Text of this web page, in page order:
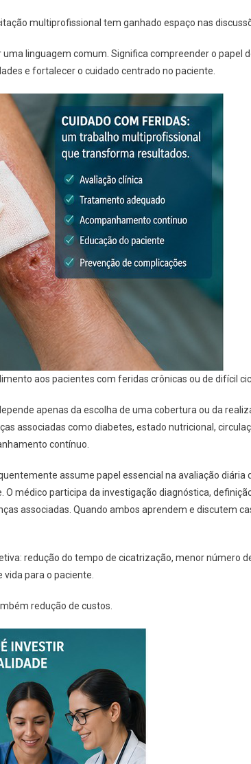
multiprofissional tem ganhado espaço nas
linguagem comum. Significa compreender o papel
e fortalecer o cuidado centrado no paciente.
aos pacientes com feridas crônicas ou de difícil
apenas da escolha de uma cobertura ou da
associadas como diabetes, estado nutricional,
contínuo.
assume papel essencial na avaliação diária
O médico participa da investigação diagnóstica,
associadas. Quando ambos aprendem e discutem
redução do tempo de cicatrização, menor número
para o paciente.
redução de custos.